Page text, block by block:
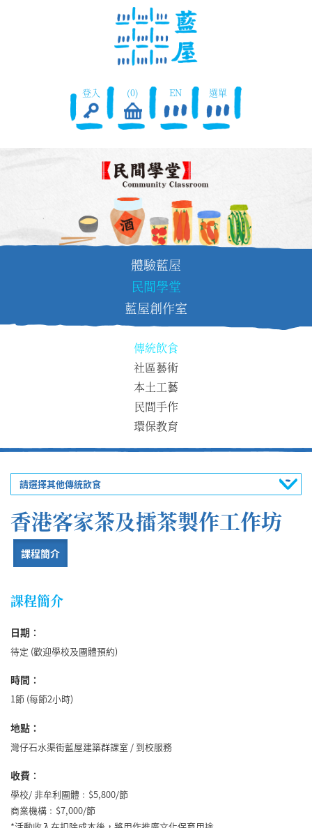
登入 (0) EN 選單
體驗藍屋
民間學堂
藍屋創作室
傳統飲食
社區藝術
本土工藝
民間手作
環保教育
請選擇其他傳統飲食
香港客家茶及擂茶製作工作坊
課程簡介
課程簡介
日期 ：
待定 (歡迎學校及團體預約)
時間 ：
1節 (每節2小時)
地點：
灣仔石水渠街藍屋建築群課室 / 到校服務
收費 ：
學校/ 非牟利團體﹕$5,800/節
商業機構﹕$7,000/節